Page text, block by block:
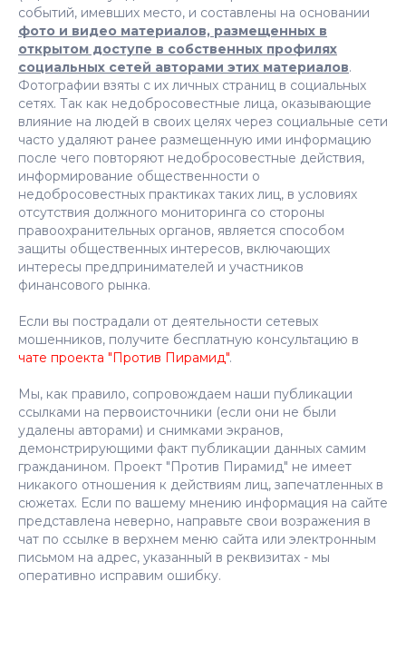
событий, имевших место, и составлены на основании
фото и видео материалов, размещенных в
открытом доступе в собственных профилях
социальных сетей авторами этих материалов.
Фотографии взяты с их личных страниц в социальных
сетях. Так как недобросовестные лица, оказывающие
влияние на людей в своих целях через социальные сети
часто удаляют ранее размещенную ими информацию
после чего повторяют недобросовестные действия,
информирование общественности о
недобросовестных практиках таких лиц, в условиях
отсутствия должного мониторинга со стороны
правоохранительных органов, является способом
защиты общественных интересов, включающих
интересы предпринимателей и участников
финансового рынка.
Если вы пострадали от деятельности сетевых
мошенников, получите бесплатную консультацию в
чате проекта "Против Пирамид".
Мы, как правило, сопровождаем наши публикации
ссылками на первоисточники (если они не были
удалены авторами) и снимками экранов,
демонстрирующими факт публикации данных самим
гражданином. Проект "Против Пирамид" не имеет
никакого отношения к действиям лиц, запечатленных в
сюжетах. Если по вашему мнению информация на сайте
представлена неверно, направьте свои возражения в
чат по ссылке в верхнем меню сайта или электронным
письмом на адрес, указанный в реквизитах - мы
оперативно исправим ошибку.